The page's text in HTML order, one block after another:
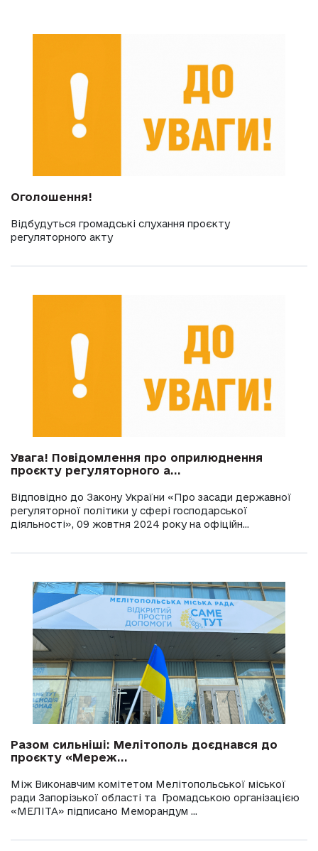
Оголошення!
Відбудуться громадські слухання проєкту
регуляторного акту
Увага! Повідомлення про оприлюднення
проєкту регуляторного а...
Відповідно до Закону України «Про засади державної
регуляторної політики у сфері господарської
діяльності», 09 жовтня 2024 року на офіційн...
Разом сильніші: Мелітополь доєднався до
проєкту «Мереж...
Між Виконавчим комітетом Мелітопольської міської
ради Запорізької області та Громадською організацією
«МЕЛІТА» підписано Меморандум ...